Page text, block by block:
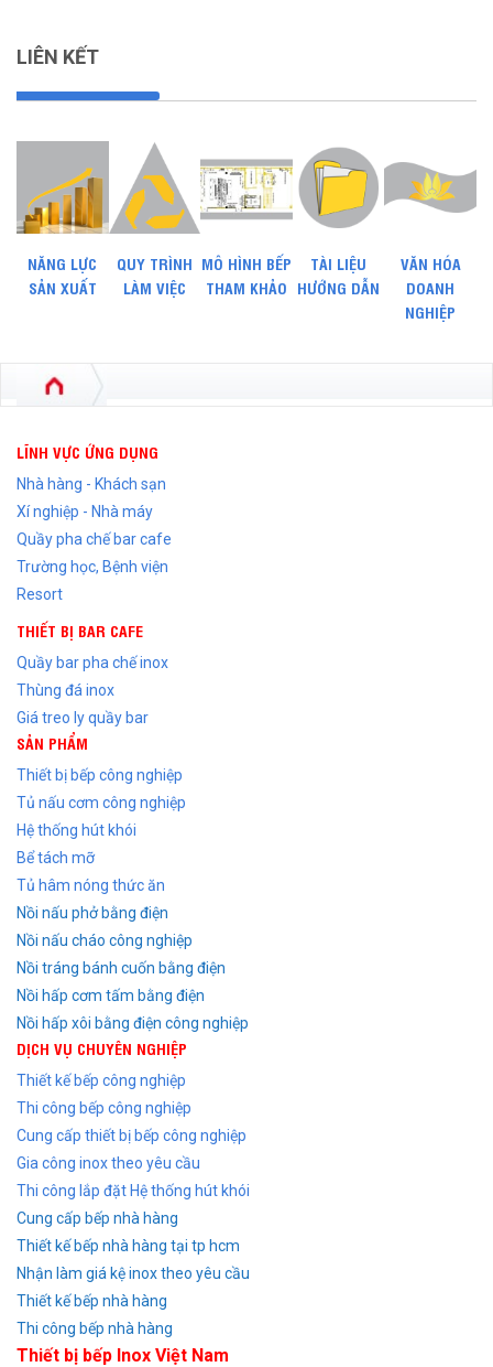
LIÊN KẾT
NĂNG LỰC
SẢN XUẤT
QUY TRÌNH
LÀM VIỆC
MÔ HÌNH BẾP
THAM KHẢO
TÀI LIỆU
HƯỚNG DẪN
VĂN HÓA
DOANH
NGHIỆP
LĨNH VỰC ỨNG DỤNG
Nhà hàng - Khách sạn
Xí nghiệp - Nhà máy
Quầy pha chế bar cafe
Trường học, Bệnh viện
Resort
THIẾT BỊ BAR CAFE
Quầy bar pha chế inox
Thùng đá inox
Giá treo ly quầy bar
SẢN PHẨM
Thiết bị bếp công nghiệp
Tủ nấu cơm công nghiệp
Hệ thống hút khói
Bể tách mỡ
Tủ hâm nóng thức ăn
Nồi nấu phở bằng điện
Nồi nấu cháo công nghiệp
Nồi tráng bánh cuốn bằng điện
Nồi hấp cơm tấm bằng điện
Nồi hấp xôi bằng điện công nghiệp
DỊCH VỤ CHUYÊN NGHIỆP
Thiết kế bếp công nghiệp
Thi công bếp công nghiệp
Cung cấp thiết bị bếp công nghiệp
Gia công inox theo yêu cầu
Thi công lắp đặt Hệ thống hút khói
Cung cấp bếp nhà hàng
Thiết kế bếp nhà hàng tại tp hcm
Nhận làm giá kệ inox theo yêu cầu
Thiết kế bếp nhà hàng
Thi công bếp nhà hàng
Thiết bị bếp Inox Việt Nam